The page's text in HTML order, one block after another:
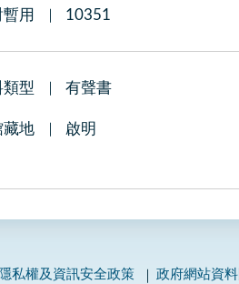
暫用 10351
類型 有聲書
藏地 啟明
隱私權及資訊安全政策 政府網站資